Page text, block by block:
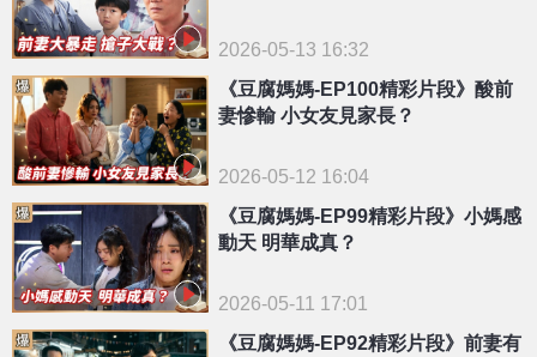
2026-05-13 16:32
《豆腐媽媽-EP100精彩片段》酸前
妻慘輸 小女友見家長？
2026-05-12 16:04
《豆腐媽媽-EP99精彩片段》小媽感
動天 明華成真？
2026-05-11 17:01
《豆腐媽媽-EP92精彩片段》前妻有